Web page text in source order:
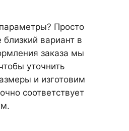
Просто
вариант в
заказа мы
уточнить
и изготовим
соответствует